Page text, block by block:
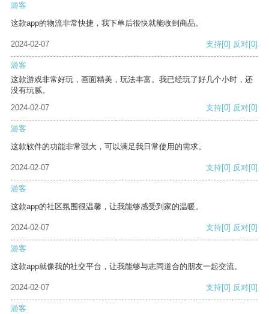
游客
这款app的物流非常快捷，我下单后很快就能收到商品。
2024-02-07 支持[0] 反对[0]
游客
这款游戏非常好玩，画面精美，玩法丰富。我已经玩了好几个小时，还
没有玩腻。
2024-02-07
支持[0] 反对[0]
游客
这款软件的功能非常强大，可以满足我日常使用的需求。
2024-02-07 支持[0] 反对[0]
游客
这款app的社区氛围很温馨，让我能够感受到家的温暖。
2024-02-07 支持[0] 反对[0]
游客
这款app就像我的社交平台，让我能够与志同道合的朋友一起交流。
2024-02-07 支持[0] 反对[0]
游客